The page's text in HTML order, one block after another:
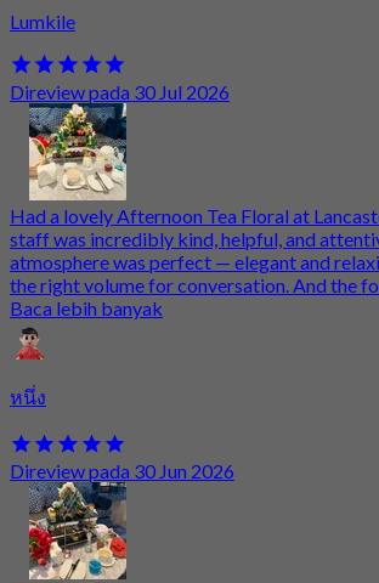
Lumkile
Direview pada 30 Jul 2026
Had a lovely Afternoon Tea Floral at
staff was incredibly kind, helpful, and
atmosphere was perfect — elegant and
the right volume for conversation. And the
Baca lebih banyak
หนึ่ง
Direview pada 30 Jun 2026